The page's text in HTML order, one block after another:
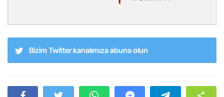
Bizim Twitter kanalımıza abunə olun